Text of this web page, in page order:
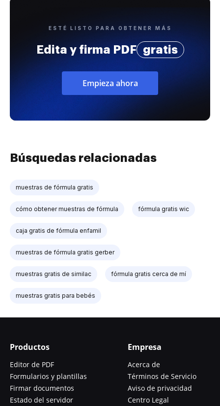
ESTÉ LISTO PARA OBTENER MÁS
Edita y firma PDF gratis
Empieza ahora
Búsquedas relacionadas
muestras de fórmula gratis
cómo obtener muestras de fórmula fórmula gratis wic
caja gratis de fórmula enfamil
muestras de fórmula gratis gerber
muestras gratis de similac fórmula gratis cerca de mí
muestras gratis para bebés
Productos
Editor de PDF
Formularios y plantillas
Firmar documentos
Estado del servidor
Empresa
Acerca de
Términos de Servicio
Aviso de privacidad
Centro Legal